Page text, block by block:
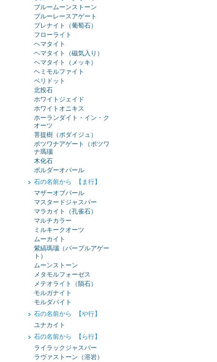
ブルームーンストーン
ブルーレースアゲート
プレナイト（葡萄石）
フローライト
ヘマタイト
ヘマタイト（磁気入り）
ヘマタイト（メッキ）
ヘミモルファイト
ペリドット
北投石
ホワイトジェイド
ホワイトオニキス
ホーランダイト・イン・ク
オーツ
菩提樹（ボダイジュ）
ボツワナアゲート（ボツワ
ナ瑪瑙
木化石
ボルダーオパール
石の名前から 【ま行】
マザーオブパール
マスタードジャスパー
マラカイト（孔雀石）
マルチカラー
ミルキークオーツ
ムーカイト
紫縞瑪瑙（パープルアゲー
ト）
ムーンストーン
メタモルフォーゼス
メテオライト（隕石）
モルガナイト
モルダバイト
石の名前から 【や行】
ユナカイト
石の名前から 【ら行】
ライラックジャスパー
ラヴァストーン（溶岩）